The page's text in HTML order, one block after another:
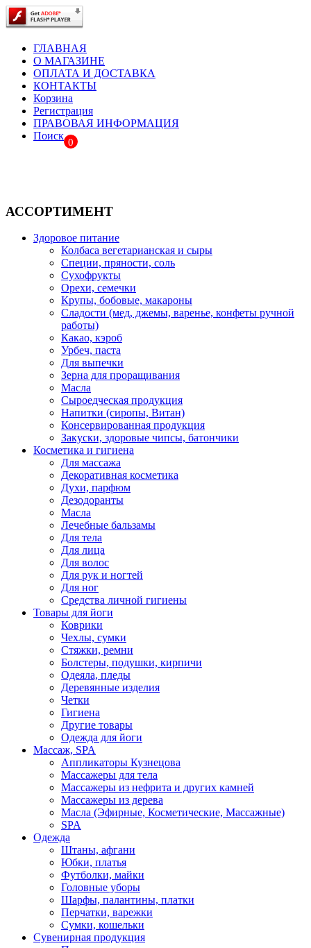
ГЛАВНАЯ
О МАГАЗИНЕ
ОПЛАТА И ДОСТАВКА
КОНТАКТЫ
Корзина
Регистрация
ПРАВОВАЯ ИНФОРМАЦИЯ
Поиск
0
АССОРТИМЕНТ
Здоровое питание
Колбаса вегетарианская и сыры
Специи, пряности, соль
Сухофрукты
Орехи, семечки
Крупы, бобовые, макароны
Сладости (мед, джемы, варенье, конфеты ручной
работы)
Какао, кэроб
Урбеч, паста
Для выпечки
Зерна для проращивания
Масла
Сыроедческая продукция
Напитки (сиропы, Витан)
Консервированная продукция
Закуски, здоровые чипсы, батончики
Косметика и гигиена
Для массажа
Декоративная косметика
Духи, парфюм
Дезодоранты
Масла
Лечебные бальзамы
Для тела
Для лица
Для волос
Для рук и ногтей
Для ног
Средства личной гигиены
Товары для йоги
Коврики
Чехлы, сумки
Стяжки, ремни
Болстеры, подушки, кирпичи
Одеяла, пледы
Деревянные изделия
Четки
Гигиена
Другие товары
Одежда для йоги
Массаж, SPA
Аппликаторы Кузнецова
Массажеры для тела
Массажеры из нефрита и других камней
Массажеры из дерева
Масла (Эфирные, Косметические, Массажные)
SPA
Одежда
Штаны, афгани
Юбки, платья
Футболки, майки
Головные уборы
Шарфы, палантины, платки
Перчатки, варежки
Сумки, кошельки
Сувенирная продукция